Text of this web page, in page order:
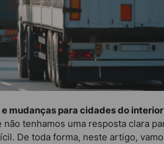
mudanças para cidades do interior
tenhamos uma resposta clara
De toda forma, neste artigo,